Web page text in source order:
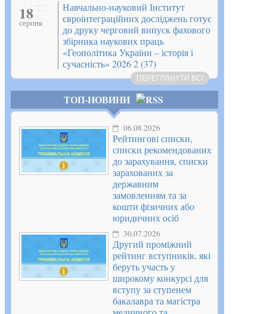
18
серпня
Навчально-науковий Інститут
євроінтеграційних досліджень готує
до друку черговий випуск фахового
збірника наукових праць
«Геополітика України – історія і
сучасність» 2026 2 (37)
ПЕРЕГЛЯНУТИ ВСІ
ТОП-НОВИНИ
06.08.2026
Рейтингові списки,
списки рекомендованих
до зарахування, списки
зарахованих за
державним
замовленням та за
кошти фізичних або
юридичних осіб
30.07.2026
Другий проміжний
рейтинг вступників, які
беруть участь у
широкому конкурсі для
вступу за ступенем
бакалавра та магістра